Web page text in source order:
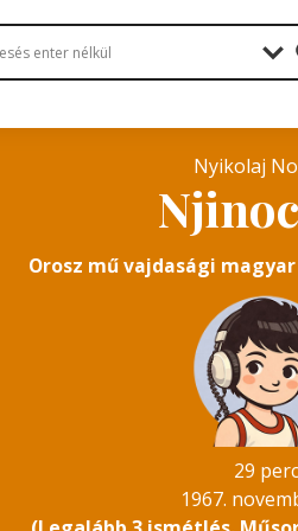
Nyikolaj
Orosz mű vajdasági
29 perc
1967.